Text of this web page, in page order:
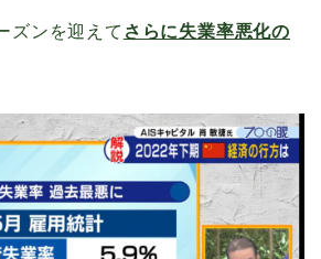
ズンを迎えて さらに失業率悪化の